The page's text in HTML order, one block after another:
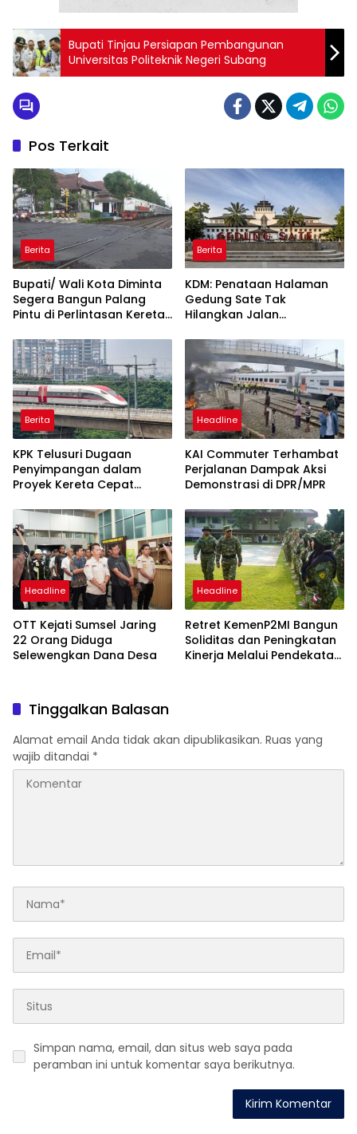
Bupati Tinjau Persiapan Pembangunan
Universitas Politeknik Negeri Subang
Pos Terkait
Berita
Bupati/ Wali Kota Diminta
Segera Bangun Palang
Pintu di Perlintasan Kereta
Berita
KDM: Penataan Halaman
Gedung Sate Tak
Hilangkan Jalan
Berita
KPK Telusuri Dugaan
Penyimpangan dalam
Proyek Kereta Cepat
Headline
KAI Commuter Terhambat
Perjalanan Dampak Aksi
Demonstrasi di DPR/MPR
Headline
OTT Kejati Sumsel Jaring
22 Orang Diduga
Selewengkan Dana Desa
Headline
Retret KemenP2MI Bangun
Soliditas dan Peningkatan
Kinerja Melalui Pendekatan
Tinggalkan Balasan
Alamat email Anda tidak akan dipublikasikan. Ruas yang
wajib ditandai *
Simpan nama, email, dan situs web saya pada
peramban ini untuk komentar saya berikutnya.